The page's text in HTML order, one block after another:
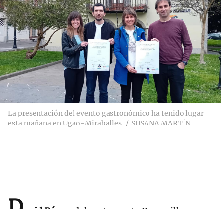
La presentación del evento gastronómico ha tenido lugar
esta mañana en Ugao-Miraballes
SUSANA MARTÍN